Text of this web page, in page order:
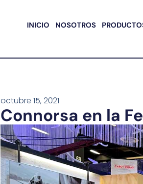
INICIO NOSOTROS
octubre 15, 2021
Connorsa en la